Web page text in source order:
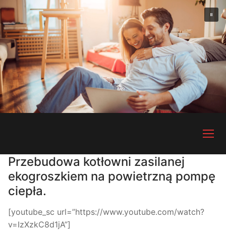
Przebudowa kotłowni zasilanej
ekogroszkiem na powietrzną pompę
ciepła.
[youtube_sc url=”https://www.youtube.com/watch?
v=IzXzkC8d1jA”]